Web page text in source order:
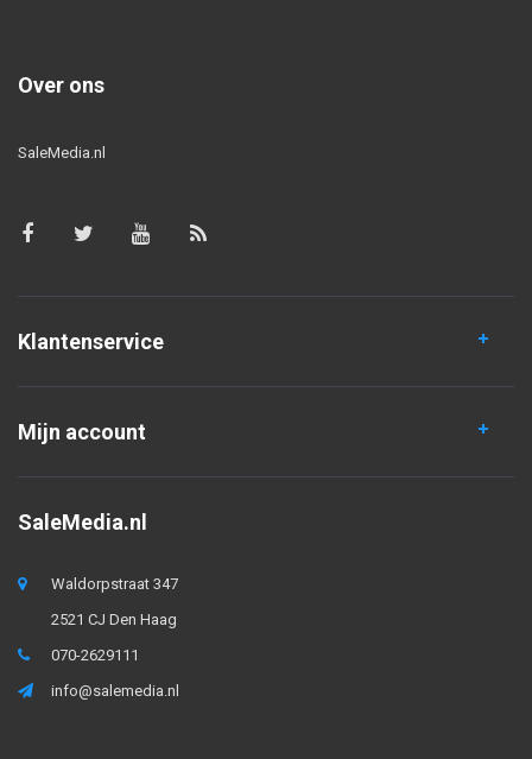
Over ons
SaleMedia.nl
Klantenservice
Mijn account
SaleMedia.nl
Waldorpstraat 347
2521 CJ Den Haag
070-2629111
info@salemedia.nl